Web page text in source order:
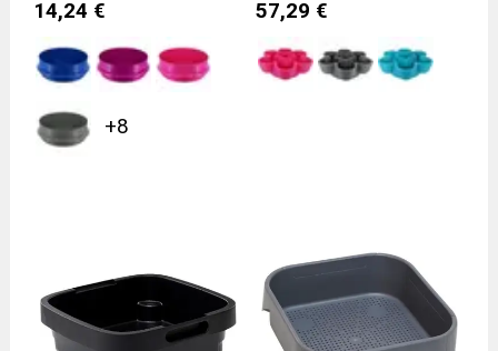
14,24 €
+8
57,29 €